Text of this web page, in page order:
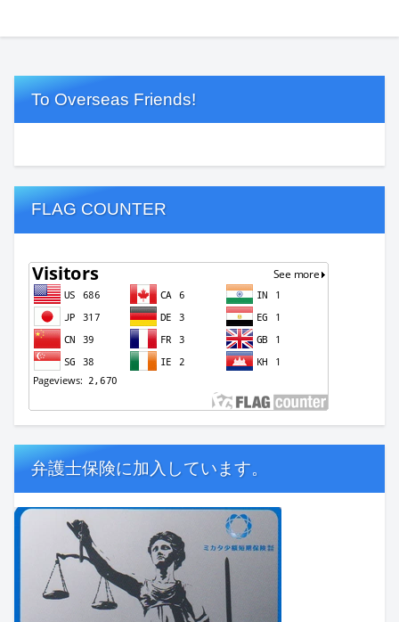
To Overseas Friends!
FLAG COUNTER
弁護士保険に加入しています。